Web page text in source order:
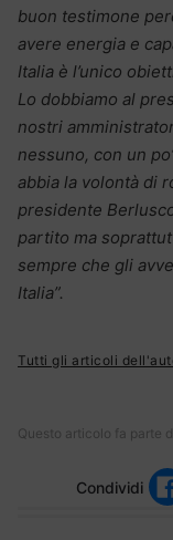
buon testimone
avere energia e
Italia è l’unico
Lo dobbiamo al
nostri
nessuno, con un
abbia la volontà di
presidente
partito ma
sempre che gli
Italia”.
Tutti gli articoli
Questo articolo fa parte
Condividi